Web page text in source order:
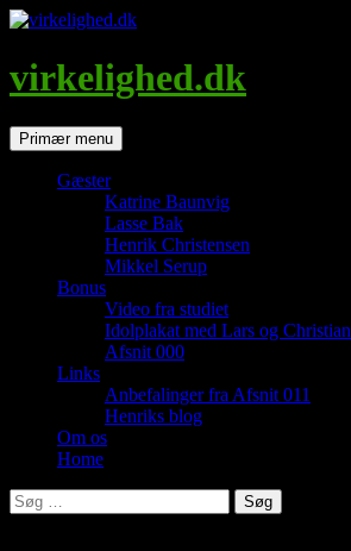
Hop
indhold
virkelighed.dk
SøgPrimær menu
Gæster
Katrine Baunvig
Lasse Bak
Henrik Christensen
Mikkel Serup
Bonus
Video fra studiet
Idolplakat med Lars og Christian
Afsnit 000
Links
Anbefalinger fra Afsnit 011
Henriks blog
Om os
Home
Søg
efter: